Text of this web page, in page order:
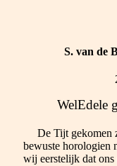
S. van de
WelEdele
De Tijt gekomen
bewuste horologien
wij eerstelijk dat ons